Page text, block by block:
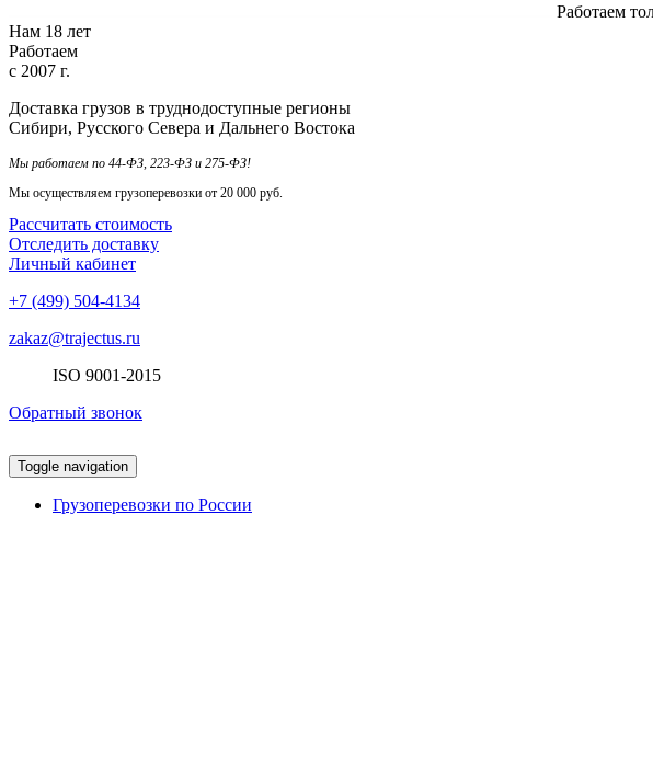
Работаем
Нам 18 лет
Работаем
с 2007 г.
Доставка грузов в труднодоступные регионы
Сибири, Русского Севера и Дальнего Востока
Мы работаем по 44-ФЗ, 223-ФЗ и 275-ФЗ!
Мы осуществляем грузоперевозки от 20 000 руб.
Рассчитать стоимость
Отследить доставку
Личный кабинет
+7 (499) 504-4134
zakaz@trajectus.ru
ISO 9001-2015
Обратный звонок
Toggle navigation
Грузоперевозки по России